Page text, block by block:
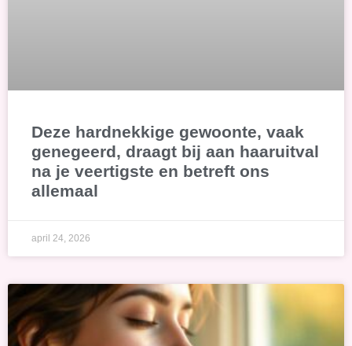
Deze hardnekkige gewoonte, vaak
genegeerd, draagt bij aan haaruitval
na je veertigste en betreft ons
allemaal
april 24, 2026